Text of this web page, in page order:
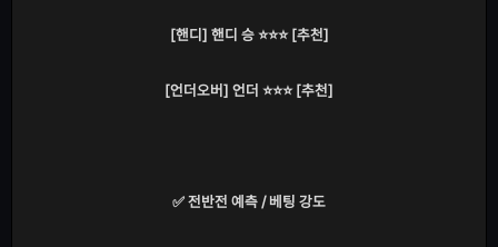
[핸디] 핸디 승 ⭐⭐⭐ [추천]
[언더오버] 언더 ⭐⭐⭐ [추천]
✅ 전반전 예측 / 베팅 강도